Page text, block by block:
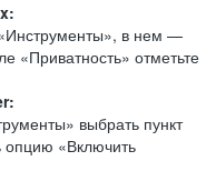
в нем —
«Приватность» отметьте
выбрать пункт
опцию «Включить